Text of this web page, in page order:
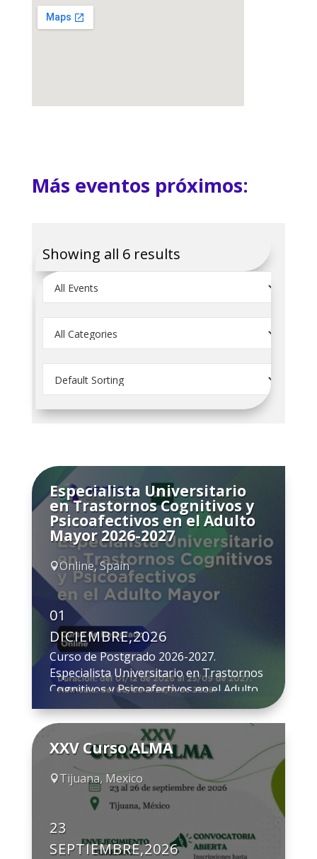
Más eventos próximos:
Showing all 6 results
Especialista Universitario
en Trastornos Cognitivos y
Psicoafectivos en el Adulto
Mayor 2026-2027
Online, Spain
01
DICIEMBRE,2026
Curso de Postgrado 2026-2027.
Especialista Universitario en Trastornos
Cognitivos y Psicoafectivos en el Adulto
Mayor. Beneficio exclusivo para socios
SEMEG: 30% de descuento en la
matrícula. (Descuento aplicado conforme
al convenio solicitado entre la UNED y
SEMEG). Fecha Matriculación: del 8 de
septiembre al 28 de noviembre de 2026.
Modalidad: online con clases/charlas
magistrales […]
XXV Curso ALMA
Tijuana, Mexico
23
SEPTIEMBRE,2026